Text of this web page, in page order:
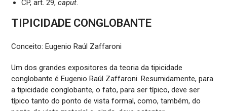
CP, art. 29,caput.
TIPICIDADE CONGLOBANTE
Conceito: Eugenio Raúl Zaffaroni
Um dos grandes expositores da teoria da tipicidade
conglobante é Eugenio Raúl Zaffaroni. Resumidamente, para
a tipicidade conglobante, o fato, para ser típico, deve ser
típico tanto do ponto de vista formal, como, também, do